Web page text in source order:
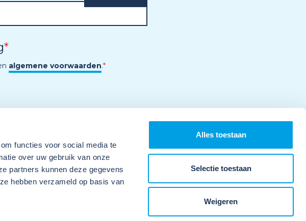
functies voor social media te
over uw gebruik van onze
partners kunnen deze gegevens
hebben verzameld op basis van
Alles toestaan
Selectie toestaan
Weigeren
*
algemene voorwaarden.*